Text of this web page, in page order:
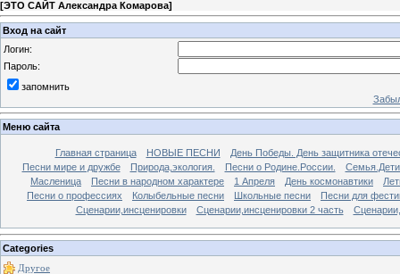
[ЭТО САЙТ Александра Комарова]
Вход на сайт
Логин:
Пароль:
запомнить
Меню сайта
Главная страница НОВЫЕ ПЕСНИ
День Победы. День защитника
Песни мире и дружбе
Природа,экология. Песни о Родине.России.
Масленица
Песни в народном характере 1 Апреля День космонавтики
Песни о профессиях
Колыбельные песни Школьные песни
Песни для
Сценарии,инсценировки
Сценарии,инсценировки 2 часть
Categories
Другое